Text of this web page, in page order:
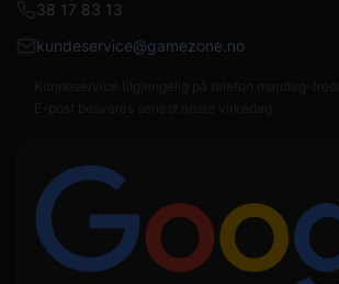
38 17 83 13
kundeservice@gamezone.no